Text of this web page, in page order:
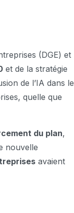
(DGE) et
et de la stratégie
de l’IA dans le
quelle que
du plan,
nouvelle
avaient